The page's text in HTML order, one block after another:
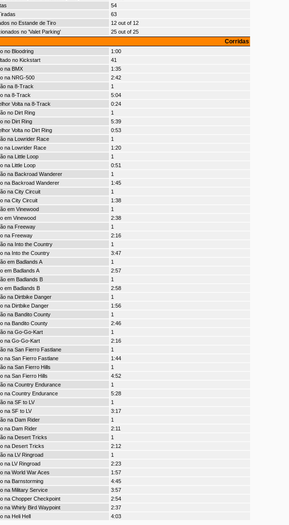
54
63
no Estande de Tiro
12 out of 12
no 'Valet Parking'
25 out of 25
Corridas
no Bloodring
1:00
no Kickstart
41
na BMX
1:35
na NRG-500
2:42
na 8-Track
1
na 8-Track
5:04
Volta na 8-Track
0:24
no Dirt Ring
1
no Dirt Ring
5:39
Volta no Dirt Ring
0:53
na Lowrider Race
1
na Lowrider Race
1:20
na Little Loop
1
na Little Loop
0:51
na Backroad Wanderer
1
na Backroad Wanderer
1:45
na City Circuit
1
na City Circuit
1:38
em Vinewood
1
em Vinewood
2:38
na Freeway
1
na Freeway
2:16
na Into the Country
1
na Into the Country
3:47
em Badlands A
1
em Badlands A
2:57
em Badlands B
1
em Badlands B
2:58
na Dirtbike Danger
1
na Dirtbike Danger
1:56
na Bandito County
1
na Bandito County
2:46
na Go-Go-Kart
1
na Go-Go-Kart
2:16
na San Fierro Fastlane
1
na San Fierro Fastlane
1:44
na San Fierro Hills
1
na San Fierro Hills
4:52
na Country Endurance
1
na Country Endurance
5:28
na SF to LV
1
na SF to LV
3:17
na Dam Rider
1
na Dam Rider
2:11
na Desert Tricks
1
na Desert Tricks
2:12
na LV Ringroad
1
na LV Ringroad
2:23
na World War Aces
1:57
na Barnstorming
4:45
na Military Service
3:57
na Chopper Checkpoint
2:54
na Whirly Bird Waypoint
2:37
na Heli Hell
4:03